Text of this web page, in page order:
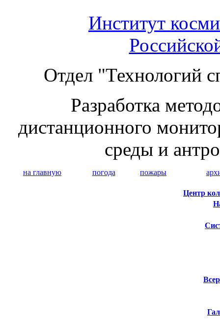
Институт
Отдел "Технологий
Разработка
дистанционного
среды и
на главную погода пожары
Центр